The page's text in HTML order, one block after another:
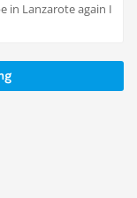
in Lanzarote again I